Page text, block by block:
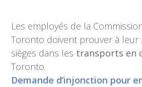
Les employés de la
Toronto doivent prouver à leur
sièges dans les transports en
Toronto.
Demande d’injonction pour